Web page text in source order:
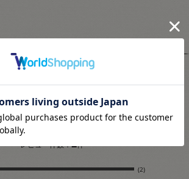
ユーザーレビュー
5.0
レビュー件数：2件
(2)